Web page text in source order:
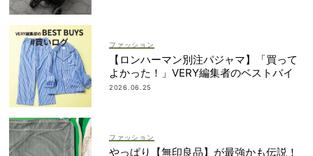
ファッション
【ロンハーマン別注パジャマ】「買って
よかった！」VERY編集者のベストバイ
2026.06.25
ファッション
やっぱり【無印良品】が最強かも伝説！